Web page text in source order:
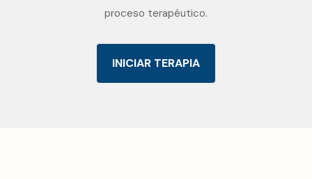
proceso terapéutico.
INICIAR TERAPIA